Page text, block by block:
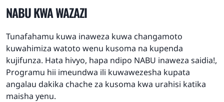
NABU KWA WAZAZI
Tunafahamu kuwa inaweza kuwa changamoto
kuwahimiza watoto wenu kusoma na kupenda
kujifunza. Hata hivyo, hapa ndipo NABU inaweza saidia!,
Programu hii imeundwa ili kuwawezesha kupata
angalau dakika chache za kusoma kwa urahisi katika
maisha yenu.